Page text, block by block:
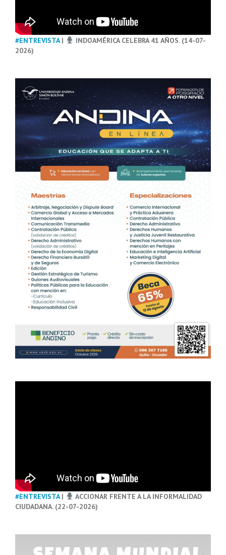
#ENTREVISTA|
INDOAMÉRICA CELEBRA 41 AÑOS. (14-07-
2026)
#ENTREVISTA|
ACCIONAR FRENTE A LA INFORMALIDAD
CIUDADANA. (22-07-2026)